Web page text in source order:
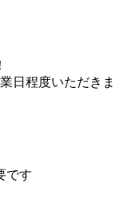
日程度いただきま
です